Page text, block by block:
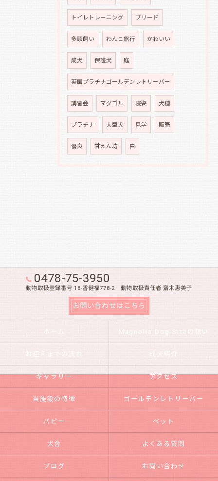
トイレトレーニング ブリード
多頭飼い わんこ旅行 かわいい
成犬 保護犬 庭
英国プラチナゴールデンレトリーバー
講習会 マグゴル 寝姿 犬種
プラチナ 大型犬 見学 販売
優良 甘えん坊 白
0478-75-3950
動物取扱登録番号 18-香健福778-2 動物取扱責任者 齋木恵美子
お問い合わせはこちら
ホーム Magnolia Dog Siteの想い
お迎えまでの流れ 成犬紹介
ギャラリー アクセス
当施設の特徴 ゴールデンレトリーバー
パピー ペット
犬舎 よくある質問
ブログ お問い合わせ